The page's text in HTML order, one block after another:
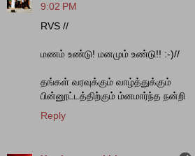
9:02 PM
RVS //
மணம் உண்டு! மனமும் உண்டு!! :-)//
தங்கள் வரவுக்கும் வாழ்த்துக்கும்
பின்னூட்டத்திற்கும் ம்னமார்ந்த நன்றி
Reply